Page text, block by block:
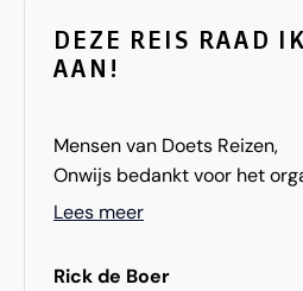
DEZE REIS RAAD
AAN!
Mensen van Doets Reizen,
Onwijs bedankt voor het
droomreis. De Route 66
we vonden het fantastisch!
Lees meer
Rick de Boer